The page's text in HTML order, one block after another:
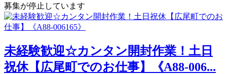
募集が停止しています
未経験歓迎☆カンタン開封作業！土日
祝休【広尾町でのお仕事】《A88-006...